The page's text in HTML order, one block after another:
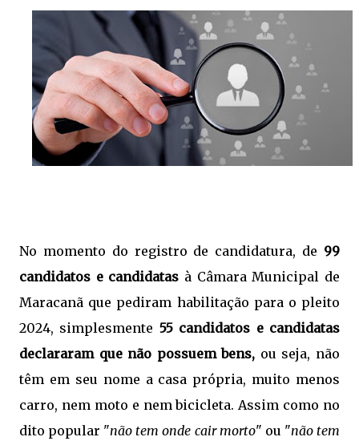
No momento do registro de candidatura, de 99
candidatos e candidatas à Câmara Municipal de
Maracanã que pediram habilitação para o pleito
2024, simplesmente 55 candidatos e candidatas
declararam que não possuem bens, ou seja, não
têm em seu nome a casa própria, muito menos
carro, nem moto e nem bicicleta. Assim como no
dito popular "não tem onde cair morto" ou "não tem